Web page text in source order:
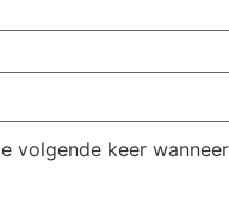
volgende keer